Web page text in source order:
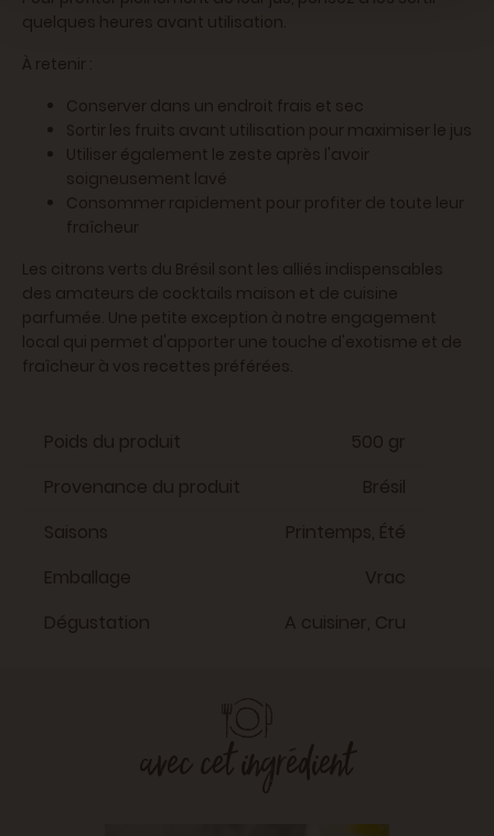
quelques heures avant utilisation.
À retenir :
Conserver dans un endroit frais et sec
Sortir les fruits avant utilisation pour maximiser le jus
Utiliser également le zeste après l'avoir
soigneusement lavé
Consommer rapidement pour profiter de toute leur
fraîcheur
Les citrons verts du Brésil sont les alliés indispensables
des amateurs de cocktails maison et de cuisine
parfumée. Une petite exception à notre engagement
local qui permet d'apporter une touche d'exotisme et de
fraîcheur à vos recettes préférées.
Poids du produit
500 gr
Provenance du produit
Brésil
Saisons
Printemps, Été
Emballage
Vrac
Dégustation
A cuisiner, Cru